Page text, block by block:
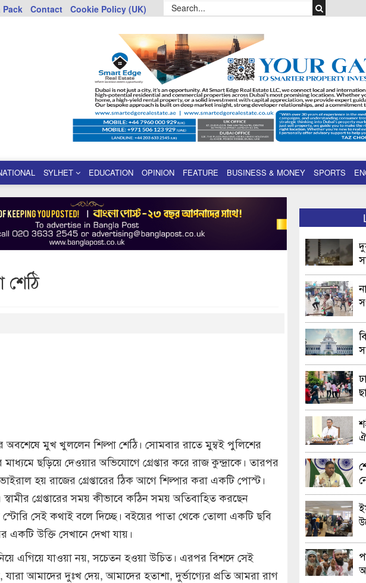
Pack Contact Cookie Policy (UK)
SYLHET EDUCATION OPINION FEATURE BUSINESS & MONEY SPORTS
পর অবশেষে মুখ খুললেন শিল্পা শেঠি। সোমবার রাতে মুম্বই পুলিশের
মাধ্যমে ছড়িয়ে দেওয়ার অভিযোগে গ্রেপ্তার করে রাজ কুন্দ্রাকে। তারপর
হয় রাজের গ্রেপ্তারের ঠিক আগে শিল্পার করা একটি পোস্ট।
গ্রেপ্তারের সময় কীভাবে কঠিন সময় অতিবাহিত করছেন
স্টোরি সেই কথাই বলে দিচ্ছে। বইয়ের পাতা থেকে তোলা একটি ছবি
একটি উক্তি সেখানে দেখা যায়।
এগিয়ে যাওয়া নয়, সচেতন হওয়া উচিত। এরপর বিশদে সেই
যারা আমাদের দুঃখ দেয়, আমাদের হতাশা, দুর্ভাগ্যের প্রতি আমরা রাগ